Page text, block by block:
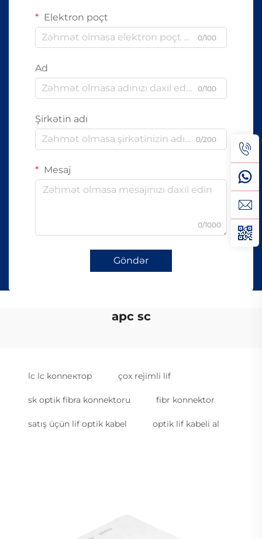
Elektron poçt
0/100
Ad
0/100
Şirkətin adı
0/200
Mesaj
0/1000
Göndər
apc sc
lc lc konnектор çox rejimli lif
sk optik fibra konnektoru fibr konnektor
satış üçün lif optik kabel optik lif kabeli al